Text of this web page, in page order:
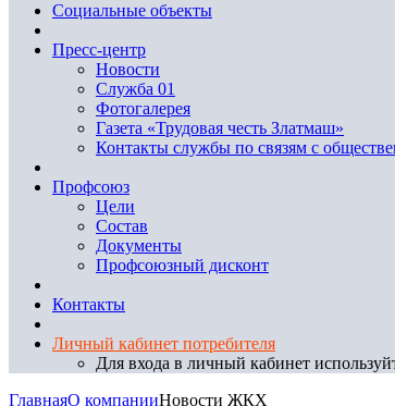
Социальные объекты
Пресс-центр
Новости
Служба 01
Фотогалерея
Газета «Трудовая честь Златмаш»
Контакты службы по связям с
Профсоюз
Цели
Состав
Документы
Профсоюзный дисконт
Контакты
Личный кабинет потребителя
Для входа в личный кабинет
ГлавнаяО компанииНовости ЖКХ